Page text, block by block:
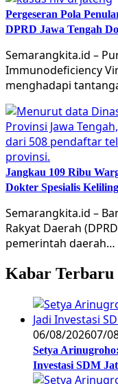
Pergeseran Pola
DPRD Jawa Tengah
Semarangkita.id –
Immunodeficiency
menghadapi
Jangkau 109 Ribu
Dokter Spesialis
Semarangkita.id –
Rakyat Daerah
pemerintah daerah…
Kabar Terbaru
06/08/202607/
Setya
Investasi SDM